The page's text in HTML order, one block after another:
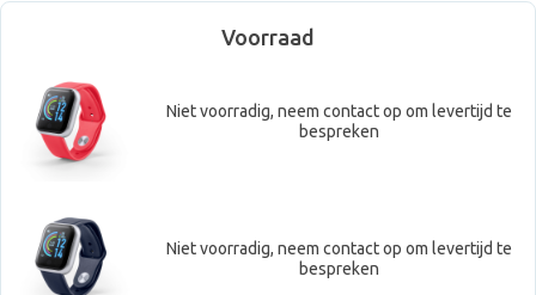
Voorraad
Niet voorradig, neem contact op om levertijd te
bespreken
Niet voorradig, neem contact op om levertijd te
bespreken